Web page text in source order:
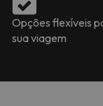
Opções flexíveis
sua viagem